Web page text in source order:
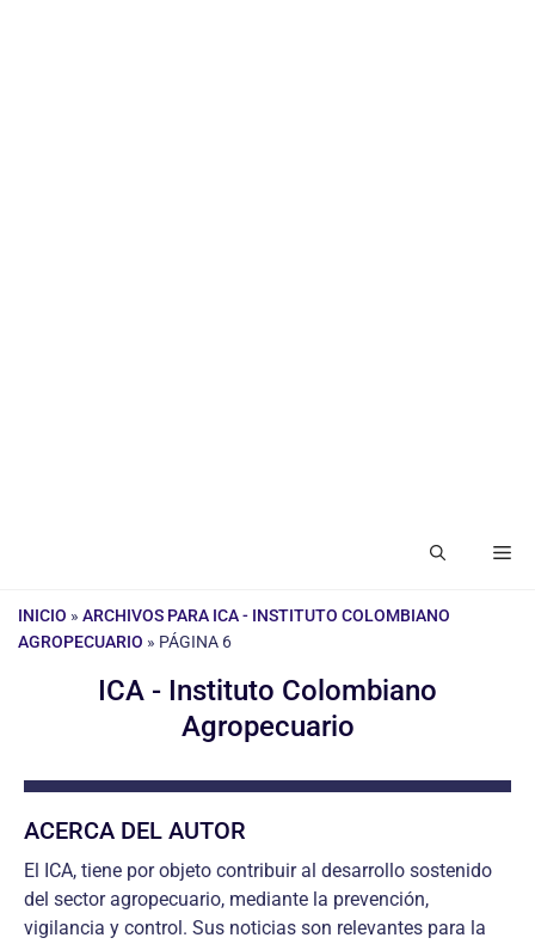
INICIO » ARCHIVOS PARA ICA - INSTITUTO COLOMBIANO
AGROPECUARIO » PÁGINA 6
ICA - Instituto Colombiano
Agropecuario
ACERCA DEL AUTOR
El ICA, tiene por objeto contribuir al desarrollo sostenido
del sector agropecuario, mediante la prevención,
vigilancia y control. Sus noticias son relevantes para la